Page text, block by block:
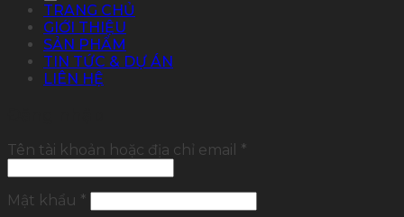
TRANG CHỦ
GIỚI THIỆU
SẢN PHẨM
TIN TỨC & DỰ ÁN
LIÊN HỆ
Tên tài khoản hoặc địa chỉ email *
Mật khẩu *